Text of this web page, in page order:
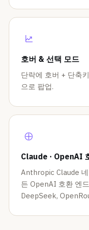
호버 & 선택 모드
단락에 호버 + 단축
으로 팝업.
Claude · OpenAI
Anthropic Claude
든 OpenAI 호환 엔
DeepSeek,